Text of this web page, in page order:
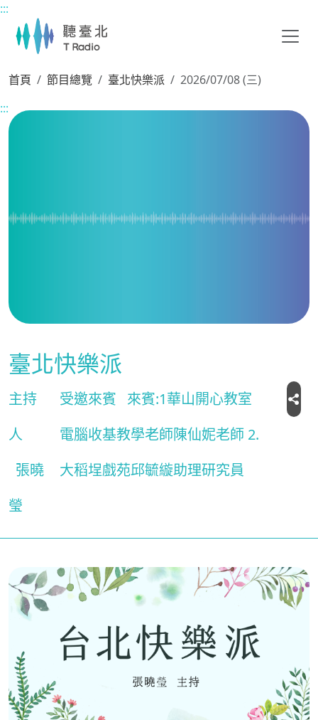
主要內容區塊
:::
首頁 節目總覽 臺北快樂派
2026/07/08 (三)
:::
臺北快樂派
主持
人
張曉
瑩
受邀來賓
來賓:1華山開心教室
電腦收基教學老師陳仙妮老師 2.
大稻埕戲苑邱毓縼助理研究員